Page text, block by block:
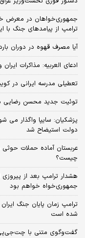
جمهوری‌خواهان در معرض
ترامپ از پیامدهای جنگ با
آیا مصرف قهوه در دوران
ادعای العربیه: مذاکرات
تعطیلی مدرسه ایرانی در
توئیت جدید محسن رضایی
پزشکیان: سایپا واگذار می
دولت استیضاح شد
عربستان آماده حملات
چیست؟
هشدار ترامپ بعد از
جمهوری‌خواه خواهم بود
ترامپ زمان پایان جنگ
شده است
گفت‌وگوی متنی با